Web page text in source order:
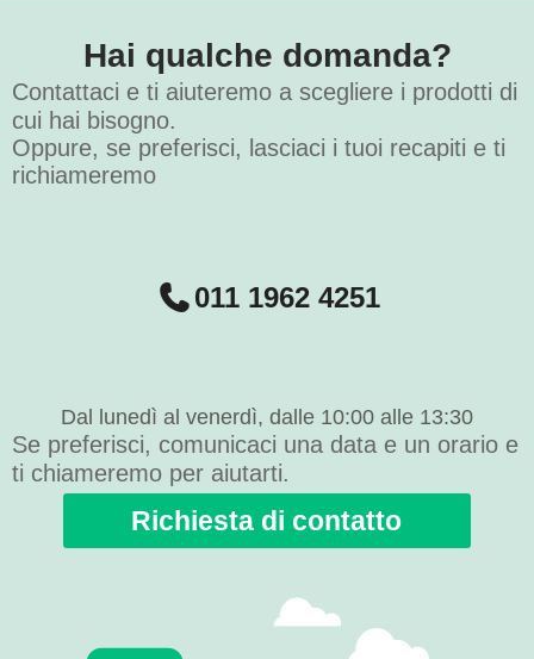
Hai qualche domanda?
Contattaci e ti aiuteremo a scegliere i prodotti di
cui hai bisogno.
Oppure, se preferisci, lasciaci i tuoi recapiti e ti
richiameremo
011 1962 4251
Dal lunedì al venerdì, dalle 10:00 alle 13:30
Se preferisci, comunicaci una data e un orario e
ti chiameremo per aiutarti.
Richiesta di contatto